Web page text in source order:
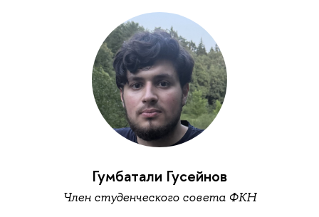
Гумбатали Гусейнов
Член студенческого совета ФКН